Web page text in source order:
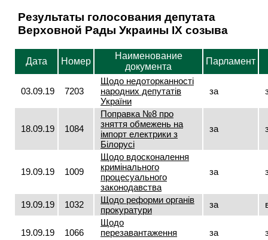
Результаты голосования депутата
Верховной Рады Украины IX созыва
Дата Номер
Наименование
документа
Парламент
03.09.19 7203
Щодо недоторканності
народних депутатів
України
за
18.09.19 1084
Поправка №8 про
зняття обмежень на
імпорт електрики з
Білорусі
за
19.09.19 1009
Щодо вдосконалення
кримінального
процесуального
законодавства
за
19.09.19 1032
Щодо реформи органів
прокуратури
за
19.09.19 1066
Щодо
перезавантаження
за